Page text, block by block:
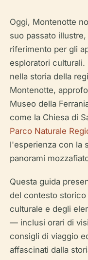
Oggi, Montenotte
suo passato
riferimento per gli
esploratori
nella storia della
Montenotte,
Museo della
come la Chiesa di
Parco Naturale
l'esperienza con la
panorami
Questa guida
del contesto
culturale e degli
— inclusi orari di
consigli di viaggio
affascinati dalla